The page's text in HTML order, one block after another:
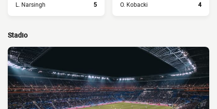
L. Narsingh 5 O. Kobacki 4
Stadio